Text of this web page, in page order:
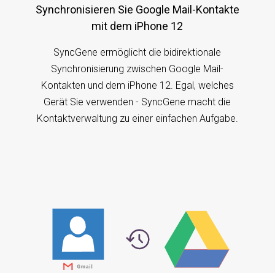
Synchronisieren Sie Google Mail-Kontakte
mit dem iPhone 12
SyncGene ermöglicht die bidirektionale
Synchronisierung zwischen Google Mail-
Kontakten und dem iPhone 12. Egal, welches
Gerät Sie verwenden - SyncGene macht die
Kontaktverwaltung zu einer einfachen Aufgabe.